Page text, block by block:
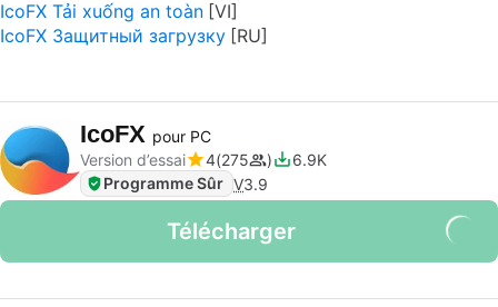
IcoFX Tải xuống an toàn
IcoFX Защитный загрузку
IcoFX pour PC
Version d’essai
4 275
6.9K
Programme Sûr V3.9
Télécharger